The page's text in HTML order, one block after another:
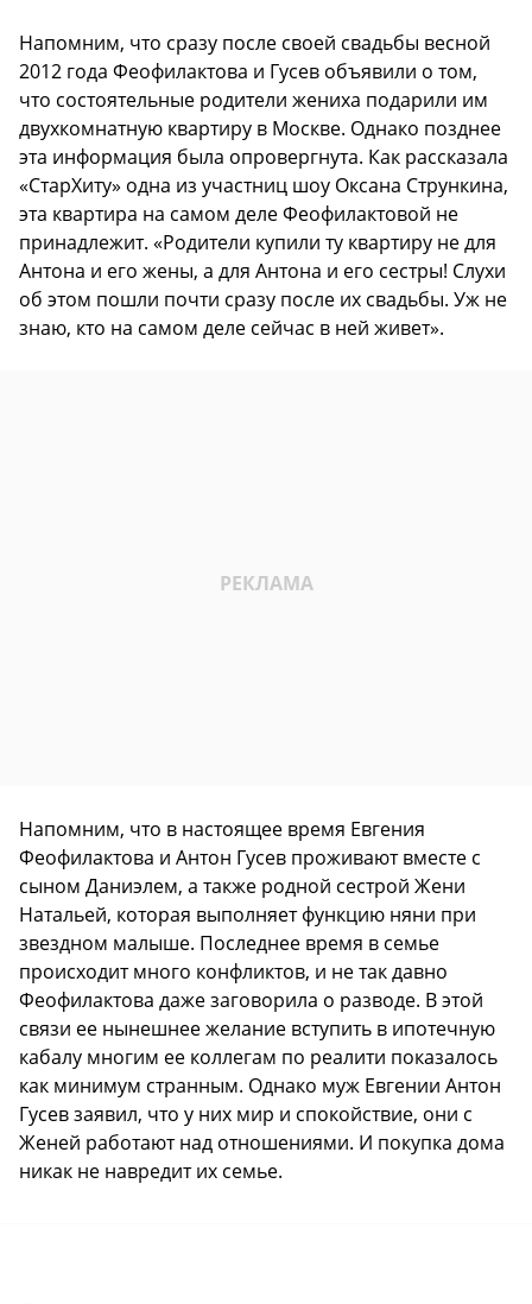
Напомним, что сразу после своей свадьбы весной
2012 года Феофилактова и Гусев объявили о том,
что состоятельные родители жениха подарили им
двухкомнатную квартиру в Москве. Однако позднее
эта информация была опровергнута. Как рассказала
«СтарХиту» одна из участниц шоу Оксана Стрункина,
эта квартира на самом деле Феофилактовой не
принадлежит. «Родители купили ту квартиру не для
Антона и его жены, а для Антона и его сестры! Слухи
об этом пошли почти сразу после их свадьбы. Уж не
знаю, кто на самом деле сейчас в ней живет».
Напомним, что в настоящее время Евгения
Феофилактова и Антон Гусев проживают вместе с
сыном Даниэлем, а также родной сестрой Жени
Натальей, которая выполняет функцию няни при
звездном малыше. Последнее время в семье
происходит много конфликтов, и не так давно
Феофилактова даже заговорила о разводе. В этой
связи ее нынешнее желание вступить в ипотечную
кабалу многим ее коллегам по реалити показалось
как минимум странным. Однако муж Евгении Антон
Гусев заявил, что у них мир и спокойствие, они с
Женей работают над отношениями. И покупка дома
никак не навредит их семье.